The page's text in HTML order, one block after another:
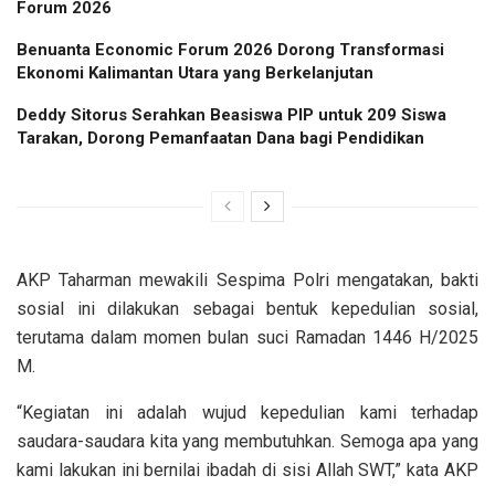
Forum 2026
Benuanta Economic Forum 2026 Dorong Transformasi
Ekonomi Kalimantan Utara yang Berkelanjutan
Deddy Sitorus Serahkan Beasiswa PIP untuk 209 Siswa
Tarakan, Dorong Pemanfaatan Dana bagi Pendidikan
AKP Taharman mewakili Sespima Polri mengatakan, bakti
sosial ini dilakukan sebagai bentuk kepedulian sosial,
terutama dalam momen bulan suci Ramadan 1446 H/2025
M.
“Kegiatan ini adalah wujud kepedulian kami terhadap
saudara-saudara kita yang membutuhkan. Semoga apa yang
kami lakukan ini bernilai ibadah di sisi Allah SWT,” kata AKP